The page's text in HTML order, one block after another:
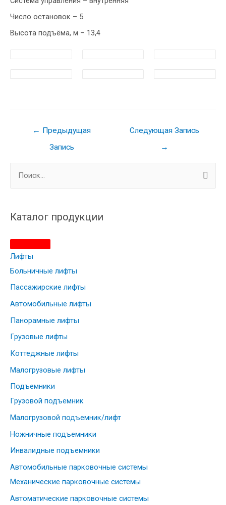
Число остановок – 5
Высота подъёма, м – 13,4
Навигация
← Предыдущая
Запись
Следующая Запись
→
т
:
Каталог продукции
Лифты
Больничные лифты
Пассажирские лифты
Автомобильные лифты
Панорамные лифты
Грузовые лифты
Коттеджные лифты
Малогрузовые лифты
Подъемники
Грузовой подъемник
Малогрузовой подъемник/лифт
Ножничные подъемники
Инвалидные подъемники
Автомобильные парковочные системы
Механические парковочные системы
Автоматические парковочные системы